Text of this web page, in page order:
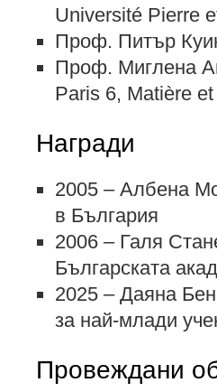
Université Pierre
Проф. Питър
Проф. Миглена
Paris 6, Matière
Награди
2005 – Албена
в България
2006 – Галя
Българската
2025 – Даяна
за най-млади
Провеждани